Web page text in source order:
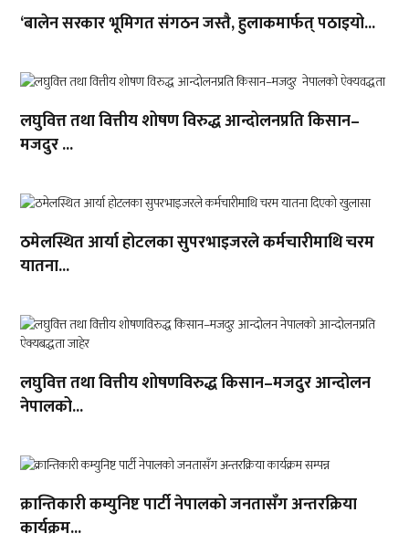
‘बालेन सरकार भूमिगत संगठन जस्तै, हुलाकमार्फत् पठाइयो...
लघुवित्त तथा वित्तीय शोषण विरुद्ध आन्दोलनप्रति किसान–
मजदुर ...
ठमेलस्थित आर्या होटलका सुपरभाइजरले कर्मचारीमाथि चरम
यातना...
लघुवित्त तथा वित्तीय शोषणविरुद्ध किसान–मजदुर आन्दोलन
नेपालको...
क्रान्तिकारी कम्युनिष्ट पार्टी नेपालको जनतासँग अन्तरक्रिया
कार्यक्रम...